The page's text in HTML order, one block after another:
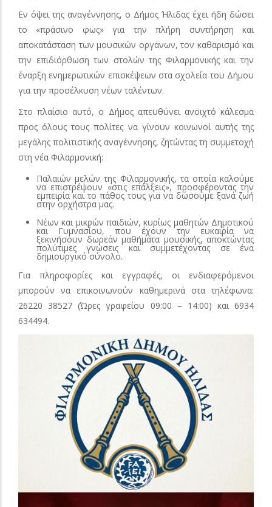
Εν όψει της αναγέννησης, ο Δήμος Ήλιδας έχει ήδη δώσει
το «πράσινο φως» για την πλήρη συντήρηση και
αποκατάσταση των μουσικών οργάνων, τον καθαρισμό και
την επιδιόρθωση των στολών της Φιλαρμονικής και την
έναρξη ενημερωτικών επισκέψεων στα σχολεία του Δήμου
για την προσέλκυση νέων ταλέντων.
Στο πλαίσιο αυτό, ο Δήμος απευθύνει ανοιχτό κάλεσμα
προς όλους τους πολίτες να γίνουν κοινωνοί αυτής της
μεγάλης πολιτιστικής αναγέννησης, ζητώντας τη συμμετοχή
στη νέα Φιλαρμονική:
Παλαιών μελών της Φιλαρμονικής, τα οποία καλούμε
να επιστρέψουν «στις επάλξεις», προσφέροντας την
εμπειρία και το πάθος τους για να δώσουμε ξανά ζωή
στην ορχήστρα μας.
Νέων και μικρών παιδιών, κυρίως μαθητών Δημοτικού
και Γυμνασίου, που έχουν την ευκαιρία να
ξεκινήσουν δωρεάν μαθήματα μουσικής, αποκτώντας
πολύτιμες γνώσεις και συμμετέχοντας σε ένα
δημιουργικό σύνολο.
Για πληροφορίες και εγγραφές, οι ενδιαφερόμενοι
μπορούν να επικοινωνούν καθημερινά στα τηλέφωνα:
26220 38527 (Ώρες γραφείου 09:00 – 14:00) και 6934
634494.